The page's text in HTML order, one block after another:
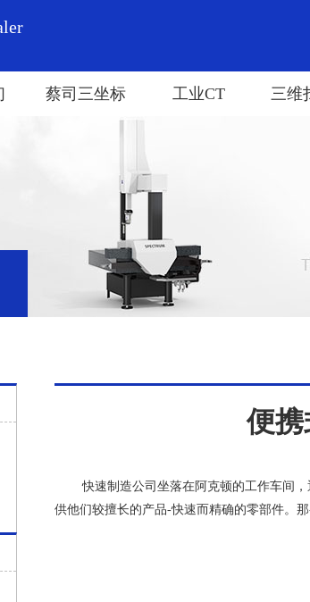
蔡司三坐标 工业CT 三维
便
快速制造公司坐落在阿克顿的工作车间，
供他们较擅长的产品-快速而精确的零部件。